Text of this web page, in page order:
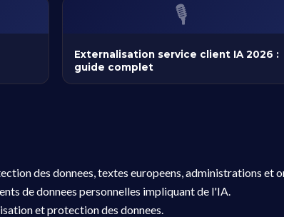
🎙️
Externalisation service client IA 2026 :
guide complet
des donnees, textes europeens, administrations et
de donnees personnelles impliquant de l'IA.
et protection des donnees.